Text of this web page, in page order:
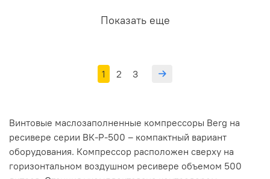
Показать еще
1 2 3
Винтовые маслозаполненные компрессоры Berg на
ресивере серии ВК-Р-500 – компактный вариант
оборудования. Компрессор расположен сверху на
горизонтальном воздушном ресивере объемом 500